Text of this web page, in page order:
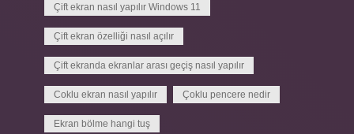
Çift ekran nasıl yapılır Windows 11
Çift ekran özelliği nasıl açılır
Çift ekranda ekranlar arası geçiş nasıl yapılır
Coklu ekran nasıl yapılır Çoklu pencere nedir
Ekran bölme hangi tuş